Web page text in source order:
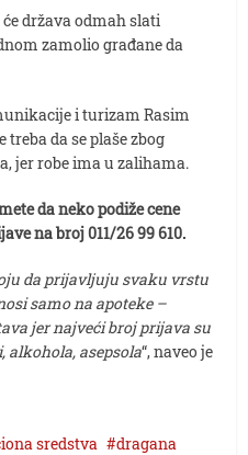
država odmah slati
zamolio građane da
i turizam Rasim
da se plaše zbog
jer robe ima u zalihama.
da neko podiže cene
na broj 011/26 99 610.
da prijavljuju svaku vrstu
samo na apoteke –
jer najveći broj prijava su
alkohola, asepsola“, naveo je
sredstva
dragana